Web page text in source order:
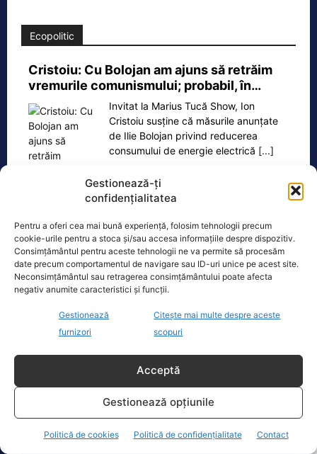
Gestionează-ți
confidențialitatea
Pentru a oferi cea mai bună experiență, folosim tehnologii precum
cookie-urile pentru a stoca și/sau accesa informațiile despre dispozitiv.
Consimțământul pentru aceste tehnologii ne va permite să procesăm
date precum comportamentul de navigare sau ID-uri unice pe acest site.
Neconsimțământul sau retragerea consimțământului poate afecta
negativ anumite caracteristici și funcții.
Gestionează
furnizori
Citește mai multe despre aceste
scopuri
Acceptă
Gestionează opțiunile
Politică de cookies Politică de confidențialitate Contact
Ecopolitic
Cristoiu: Cu Bolojan am ajuns să retrăim
vremurile comunismului; probabil, în…
Invitat la Marius Tucă Show, Ion
Cristoiu susține că măsurile anunțate
de Ilie Bolojan privind reducerea
consumului de energie electrică [...]
Oficiul de Știri
Copil din Reghin, salvat după ce și-a prins mâna în
mașina…
Un copil de doar 2 ani din Reghin a
trecut printr-un moment dramatic,
vineri, după ce și-a prins mâna
Ultimele știri